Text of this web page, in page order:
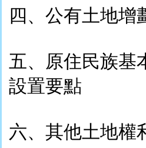
四、公有土地增
五、原住民族基
設置要點
六、其他土地權